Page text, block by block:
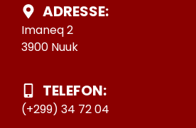
ADRESSE:
Imaneq 2
3900 Nuuk
TELEFON:
(+299) 34 72 04